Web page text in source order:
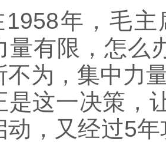
1958年，毛
量有限，怎
不为，集中力
是这一决策，
动，又经过5